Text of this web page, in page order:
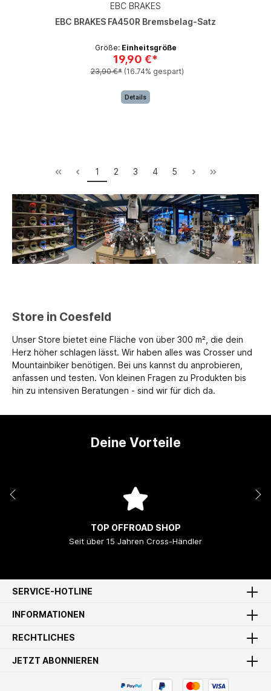
EBC BRAKES
EBC BRAKES FA450R Bremsbelag-Satz
Größe: Einheitsgröße
19,90 €*
23,90 €* (16.74% gespart)
Details
1 2 3 4 5
Store in Coesfeld
Unser Store bietet eine Fläche von über 300 m², die dein
Herz höher schlagen lässt. Wir haben alles was Crosser und
Mountainbiker benötigen. Bei uns kannst du anprobieren,
anfassen und testen. Von kleinen Fragen zu Produkten bis
hin zu intensiven Beratungen - sind wir für dich da.
Deine Vorteile
TOP OFFROAD SHOP
Seit über 15 Jahren Cross-Händler
SERVICE-HOTLINE
INFORMATIONEN
RECHTLICHES
JETZT ABONNIEREN